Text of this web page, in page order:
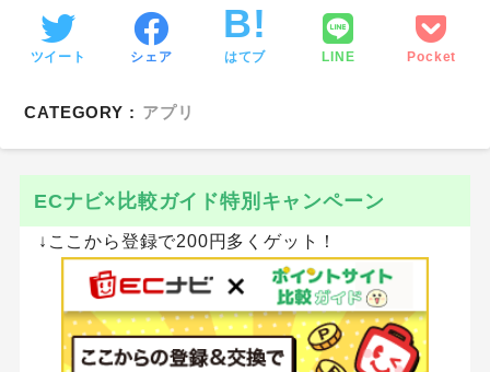
ツイート シェア はてブ LINE Pocket
CATEGORY : アプリ
ECナビ×比較ガイド特別キャンペーン
↓ここから登録で200円多くゲット！